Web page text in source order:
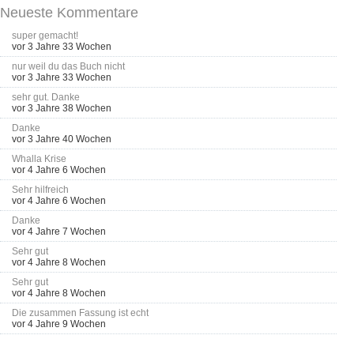
Neueste Kommentare
super gemacht!
vor 3 Jahre 33 Wochen
nur weil du das Buch nicht
vor 3 Jahre 33 Wochen
sehr gut. Danke
vor 3 Jahre 38 Wochen
Danke
vor 3 Jahre 40 Wochen
Whalla Krise
vor 4 Jahre 6 Wochen
Sehr hilfreich
vor 4 Jahre 6 Wochen
Danke
vor 4 Jahre 7 Wochen
Sehr gut
vor 4 Jahre 8 Wochen
Sehr gut
vor 4 Jahre 8 Wochen
Die zusammen Fassung ist echt
vor 4 Jahre 9 Wochen